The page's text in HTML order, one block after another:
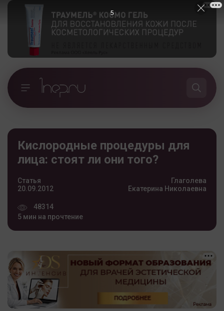
Кислородные процедуры для
лица: стоят ли они того?
Статья
20.09.2012
48314
5 мин на прочтение
Глаголева
Екатерина Николаевна
4